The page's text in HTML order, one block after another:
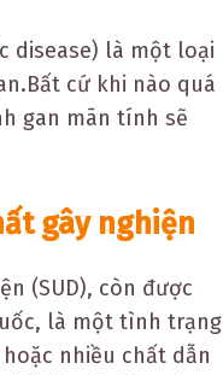
disease) là một loại
cứ khi nào quá
gan mãn tính sẽ
gây nghiện
(SUD), còn được
là một tình trạng
nhiều chất dẫn